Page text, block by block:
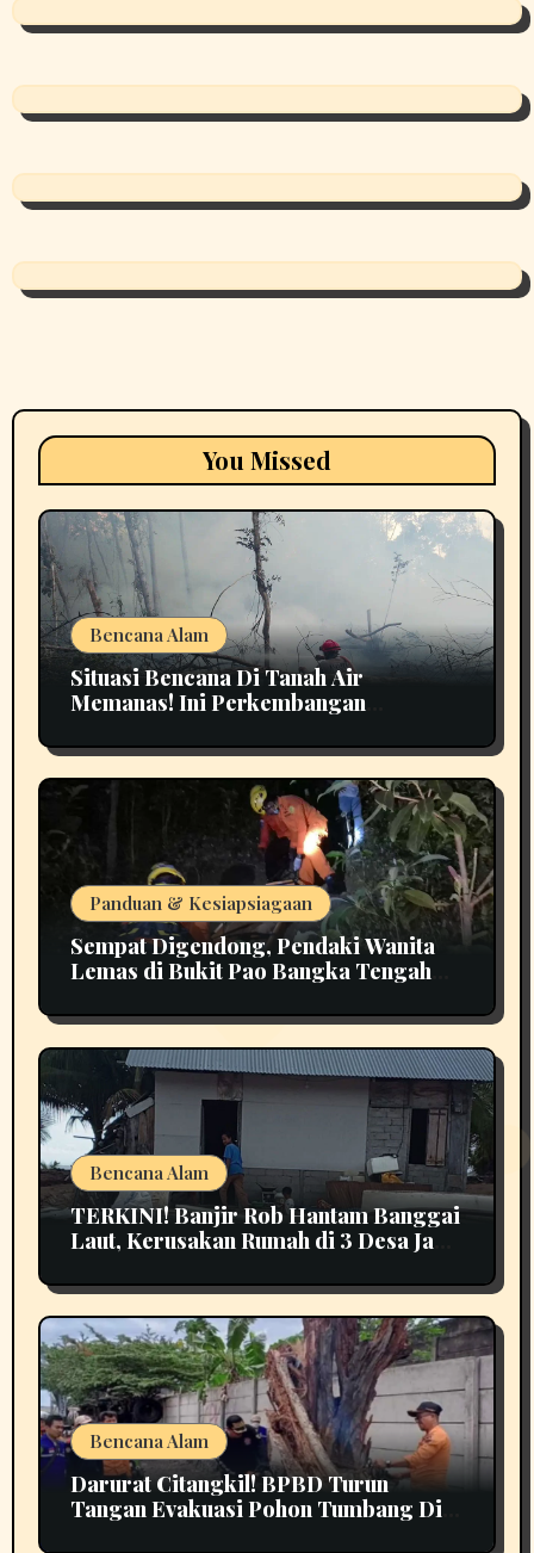
You Missed
Bencana Alam
Situasi Bencana Di Tanah Air
Memanas! Ini Perkembangan
Panduan & Kesiapsiagaan
Sempat Digendong, Pendaki Wanita
Lemas di Bukit Pao Bangka Tengah
Bencana Alam
TERKINI! Banjir Rob Hantam Banggai
Laut, Kerusakan Rumah di 3 Desa Jadi
Bencana Alam
Darurat Citangkil! BPBD Turun
Tangan Evakuasi Pohon Tumbang Di